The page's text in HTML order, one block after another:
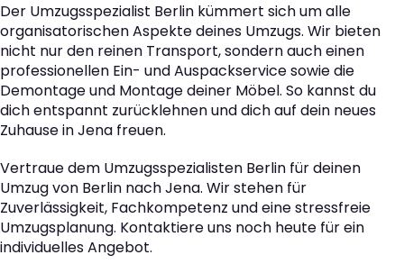
Der Umzugsspezialist Berlin kümmert sich um alle
organisatorischen Aspekte deines Umzugs. Wir bieten
nicht nur den reinen Transport, sondern auch einen
professionellen Ein- und Auspackservice sowie die
Demontage und Montage deiner Möbel. So kannst du
dich entspannt zurücklehnen und dich auf dein neues
Zuhause in Jena freuen.
Vertraue dem Umzugsspezialisten Berlin für deinen
Umzug von Berlin nach Jena. Wir stehen für
Zuverlässigkeit, Fachkompetenz und eine stressfreie
Umzugsplanung. Kontaktiere uns noch heute für ein
individuelles Angebot.